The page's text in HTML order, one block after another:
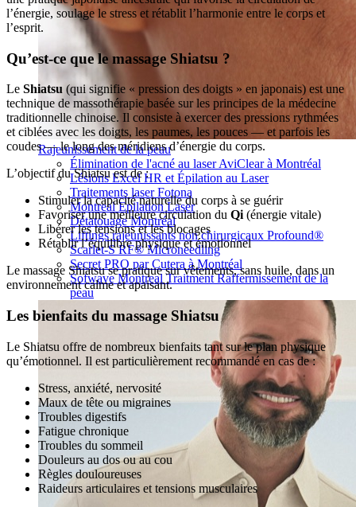
Rajeunissement de la peau
Élimination de l'acné au laser AviClear à Montréal
Lésions Excel HR et Épilation au Laser
Traitements laser Fotona
Montreal Epilation Laser
Détatouage Montréal
Liftings rajeunissants non chirurgicaux Profound®
Scarlet-S RF® Microneedling
Secret PRO par Cutera à Montréal
Sofwave Montreal Traitment Raffermissement de la
peau
l’énergie, soulage le stress et rétablit l’harmonie entre le corps et
l’esprit.
Qu’est-ce que le massage Shiatsu ?
Le Shiatsu (qui signifie « pression des doigts » en japonais) est une
technique de massothérapie basée sur les principes de la médecine
traditionnelle chinoise. Il consiste à exercer des pressions rythmées
et ciblées avec les doigts, les paumes, les pouces — et parfois les
coudes — le long des méridiens d’énergie du corps.
L’objectif du Shiatsu est de :
Stimuler la capacité naturelle du corps à se guérir
Favoriser une meilleure circulation du Qi (énergie vitale)
Libérer les tensions et les blocages
Rétablir l’équilibre physique et émotionnel
Le massage Shiatsu se pratique sur vêtements, sans huile, dans un
environnement calme et apaisant.
Les bienfaits du massage Shiatsu
Le Shiatsu offre de nombreux bienfaits tant sur le plan physique
qu’émotionnel. Il est particulièrement recommandé en cas de :
Stress, anxiété, nervosité
Maux de tête ou migraines
Troubles digestifs
Fatigue chronique
Troubles du sommeil
Douleurs au dos ou au cou
Règles douloureuses
Raideurs articulaires et tensions musculaires